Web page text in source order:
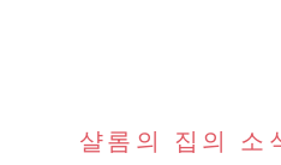
샬롬의 집의 소